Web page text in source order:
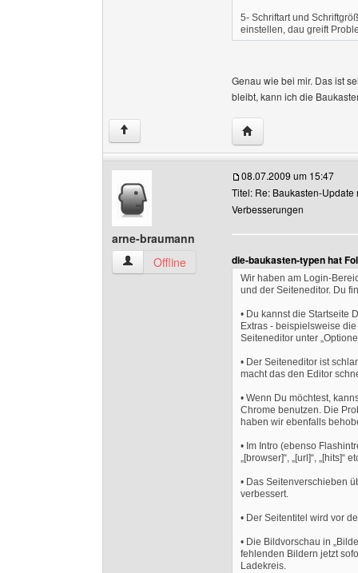
5- Schriftart und
einstellen, dau greift
Genau wie bei mir. Das ist
bleibt, kann ich die
↑ Website dieses
arne-braumann
arne-braumann Benutzer-Profile anzeigen
Offline
08.07.2009 um 15:47
Titel: Re: Baukasten-Update
Verbesserungen
die-baukasten-typen hat
Wir haben am Login-
und der Seiteneditor. Du
• Du kannst die Startseite
Extras - beispielsweise
Seiteneditor unter
• Der Seiteneditor ist
macht das den Editor
• Wenn Du möchtest,
Chrome benutzen. Die
haben wir ebenfalls
• Im Intro (ebenso
„[browser]“, „[url]“, „[hits]“
• Das Seitenverschieben
verbessert.
• Der Seitentitel wird vor
• Die Bildvorschau in
fehlenden Bildern jetzt
Ladekreis.